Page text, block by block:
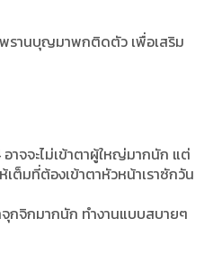
พรานบุญมาพกติดตัว เพื่อเสริม
าจจะไม่เข้าตาผู้ใหญ่มากนัก แต่
ต็มที่ต้องเข้าตาหัวหน้าเราซักวัน
กจิกมากนัก ทำงานแบบสบายๆ